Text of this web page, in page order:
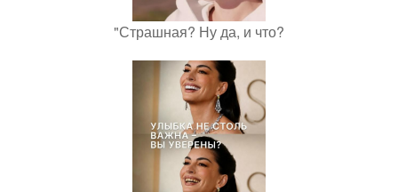
"Страшная? Ну да, и что?